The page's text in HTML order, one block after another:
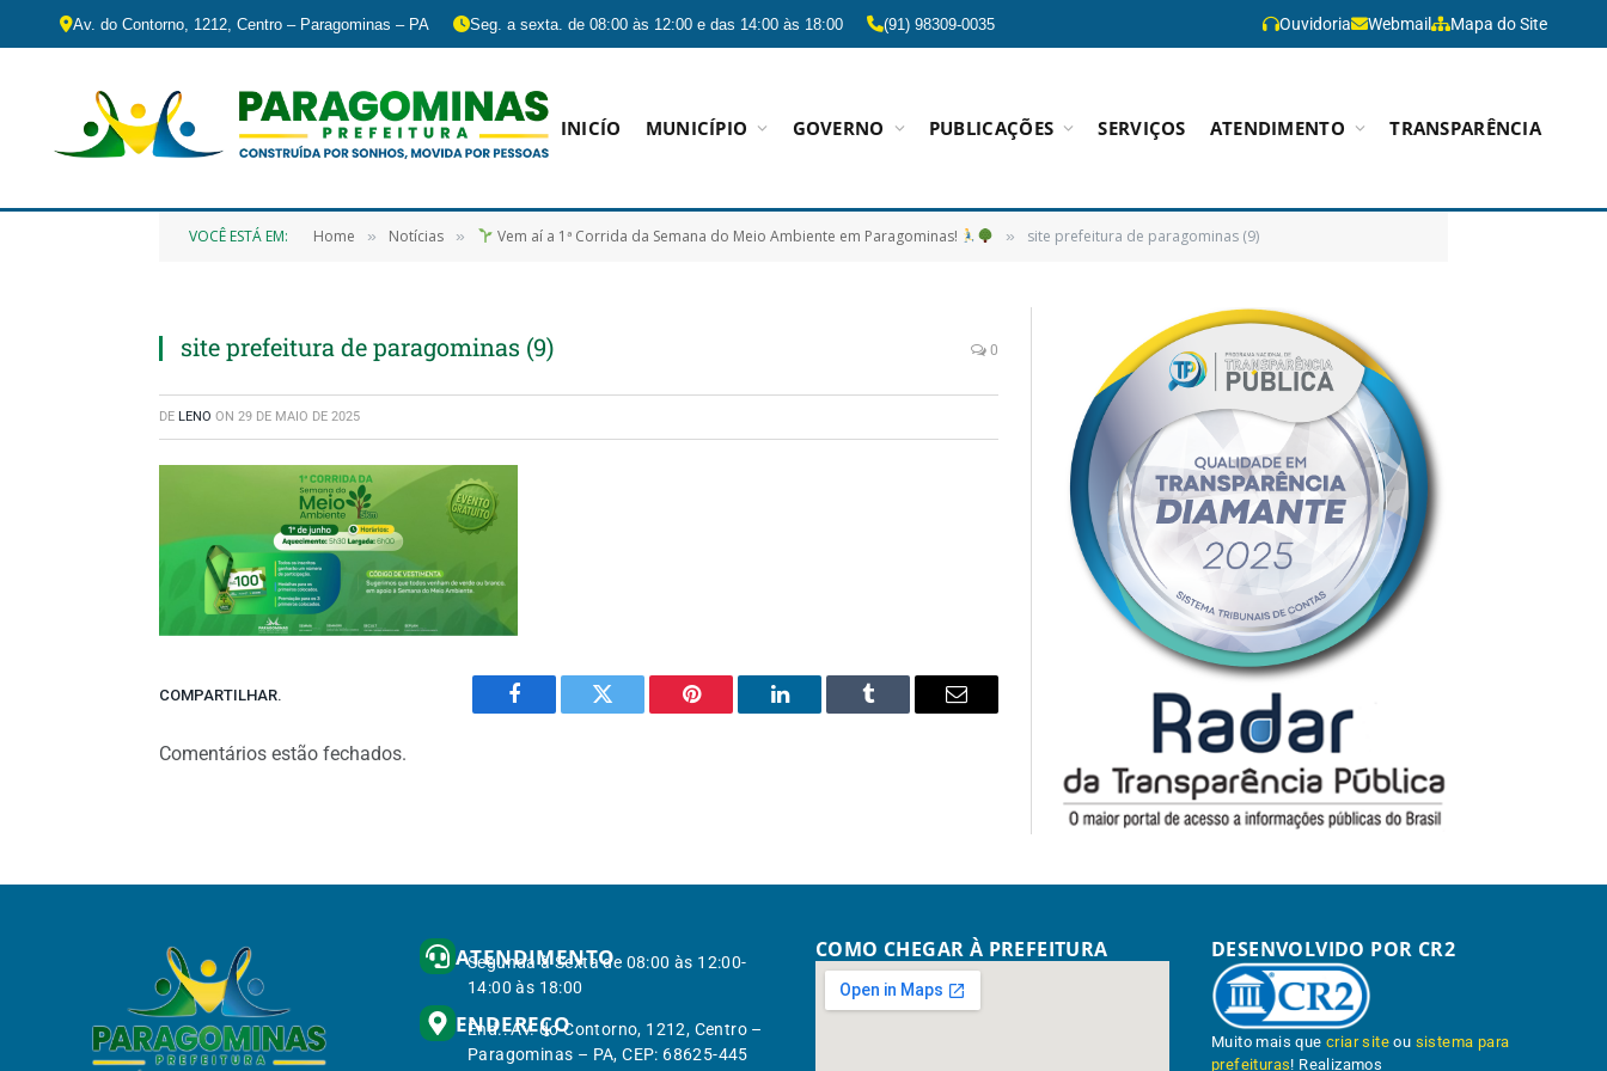
Av. do Contorno, 1212, Centro – Paragominas – PA Seg. a sexta. de 08:00 às 12:00 e das 14:00 às 18:00 (91) 98309-0035 Ouvidoria Webmail Mapa do Site
INICÍO MUNICÍPIO GOVERNO PUBLICAÇÕES SERVIÇOS ATENDIMENTO TRANSPARÊNCIA
VOCÊ ESTÁ EM: Home » Notícias » Vem aí a 1ª Corrida da Semana do Meio Ambiente em Paragominas! » site prefeitura de paragominas (9)
site prefeitura de paragominas (9) 0
DE LENO ON 29 DE MAIO DE 2025
COMPARTILHAR.
Facebook Twitter Pinterest LinkedIn Tumblr Email
Comentários estão fechados.
ATENDIMENTO
Segunda à Sexta de 08:00 às 12:00-
14:00 às 18:00
ENDEREÇO
End.: Av. do Contorno, 1212, Centro –
Paragominas – PA, CEP: 68625-445
COMO CHEGAR À PREFEITURA DESENVOLVIDO POR CR2
Muito mais quecriar site ou sistema para
prefeituras! Realizamos